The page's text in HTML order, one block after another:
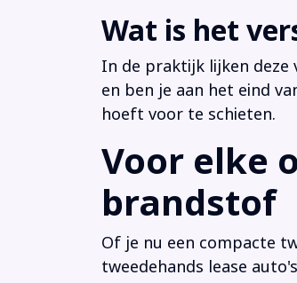
Wat is het
In de praktijk lijken deze
en ben je aan het eind
hoeft voor te schieten.
Voor elke
brandstof
Of je nu een compacte
tweedehands lease